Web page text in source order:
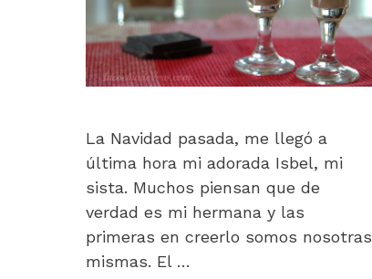
La Navidad pasada, me llegó a
última hora mi adorada Isbel, mi
sista. Muchos piensan que de
verdad es mi hermana y las
primeras en creerlo somos nosotras
mismas. El …